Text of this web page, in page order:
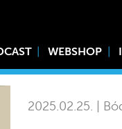
WEBSHOP
2025.02.25. |